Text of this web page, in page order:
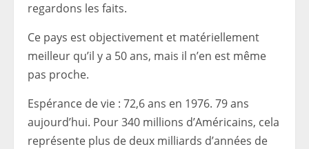
regardons les faits.
Ce pays est objectivement et matériellement
meilleur qu’il y a 50 ans, mais il n’en est même
pas proche.
Espérance de vie : 72,6 ans en 1976. 79 ans
aujourd’hui. Pour 340 millions d’Américains, cela
représente plus de deux milliards d’années de